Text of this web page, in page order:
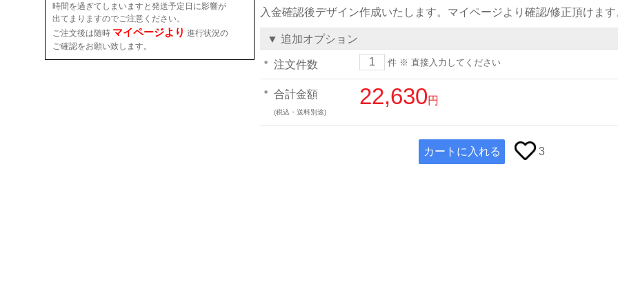
時間を過ぎてしまいますと発送予定日に影響が
出てまりますのでご注意ください。
ご注文後は随時 マイページより 進行状況の
ご確認をお願い致します。
入金確認後デザイン作成いたします。マイページより確認/修正頂けます
▼ 追加オプション
注文件数 件 ※ 直接入力してください
合計金額
(税込・送料別途)
22,630円
カートに入れる 3